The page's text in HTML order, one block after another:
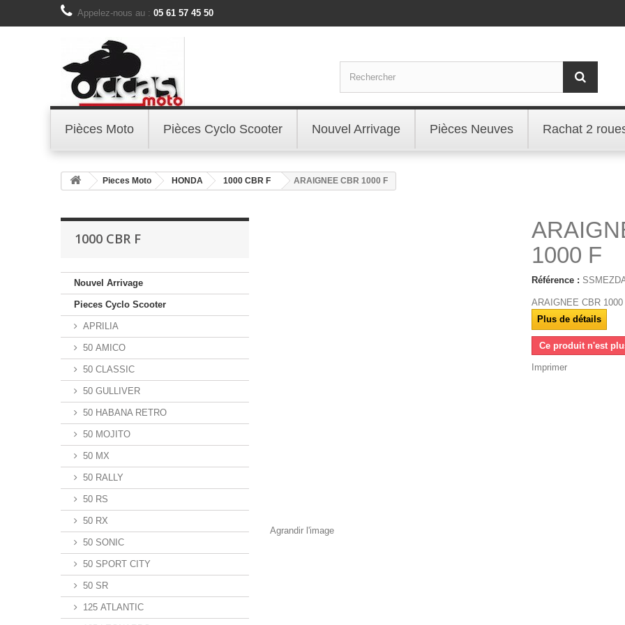
Appelez-nous au : 05 61 57 45 50
Pièces Moto Pièces Cyclo Scooter Nouvel Arrivage Pièces Neuves Rachat 2
Pieces Moto HONDA 1000 CBR F ARAIGNEE CBR 1000 F
1000 CBR F
Nouvel Arrivage
Pieces Cyclo Scooter
APRILIA
50 AMICO
50 CLASSIC
50 GULLIVER
50 HABANA RETRO
50 MOJITO
50 MX
50 RALLY
50 RS
50 RX
50 SONIC
50 SPORT CITY
50 SR
125 ATLANTIC
Agrandir l'image
1000 F
Référence :
ARAIGNEE CBR
Plus de détails
Ce produit n'est
Imprimer